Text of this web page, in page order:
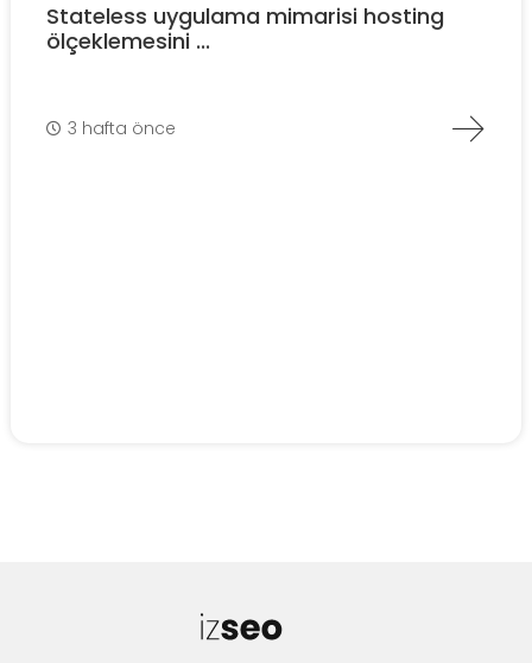
Stateless uygulama mimarisi hosting
ölçeklemesini ...
3 hafta önce